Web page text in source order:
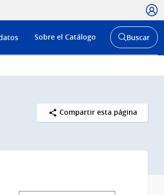
Menú
de
Sobre el Catálogo
Abrir
buscador
Buscar
Compartir esta página